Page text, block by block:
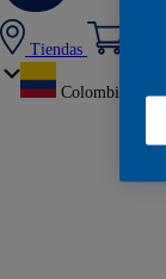
Tiendas
Colombia